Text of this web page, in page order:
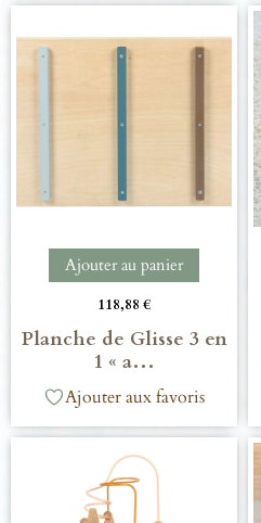
Ajouter au panier
118,88 €
Planche de Glisse 3 en
1 « a…
Ajouter aux favoris